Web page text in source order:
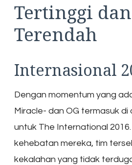
Tertinggi dan
Terendah
Internasional
Dengan momentum yang
Miracle- dan OG termasuk
untuk The International
kehebatan mereka, tim
kekalahan yang tidak